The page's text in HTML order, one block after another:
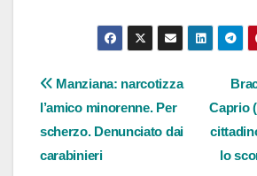
Navigazione
articoli
Caprio
lo
Manziana: narcotizza
l’amico minorenne. Per
scherzo. Denunciato dai
carabinieri